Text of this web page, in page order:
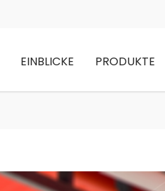
EINBLICKE PRODUKTE